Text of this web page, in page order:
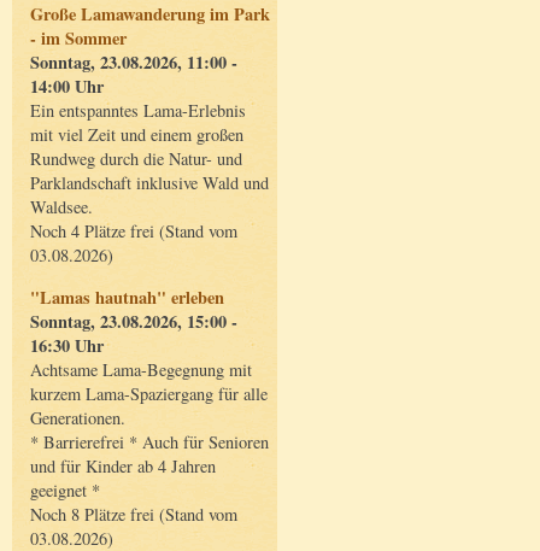
Große Lamawanderung im Park
- im Sommer
Sonntag, 23.08.2026, 11:00 -
14:00 Uhr
Ein entspanntes Lama-Erlebnis
mit viel Zeit und einem großen
Rundweg durch die Natur- und
Parklandschaft inklusive Wald und
Waldsee.
Noch 4 Plätze frei (Stand vom
03.08.2026)
"Lamas hautnah" erleben
Sonntag, 23.08.2026, 15:00 -
16:30 Uhr
Achtsame Lama-Begegnung mit
kurzem Lama-Spaziergang für alle
Generationen.
* Barrierefrei * Auch für Senioren
und für Kinder ab 4 Jahren
geeignet *
Noch 8 Plätze frei (Stand vom
03.08.2026)